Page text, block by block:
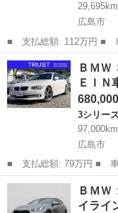
29,695km
広島市
■ 支払総額: 112万円 ■ 車両本体価格： 1,009,000 円 ■ メーカー
名： ＢＭＷ ■ 車種名
アクティブツアラー ラ
ーフティー...
広島 広島市
ＢＭ
ＥＩ
3シリー
97,000km
広島市
■ 支払総額: 79万円 ■ 車両本体価格： 680,000 円 ■ メーカー
名： ＢＭＷ ■ 車種名
ｉ サンルーフ ＴＥＩ
ビ バックカメラ ...
広島 広島市
ＢＭ
イライ